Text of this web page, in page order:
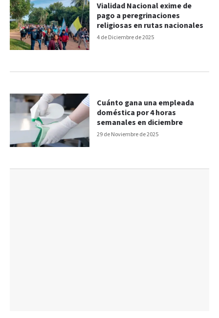
4 de Diciembre de 2025
Vialidad Nacional exime de
pago a peregrinaciones
religiosas en rutas nacionales
29 de Noviembre de 2025
Cuánto gana una empleada
doméstica por 4 horas
semanales en diciembre